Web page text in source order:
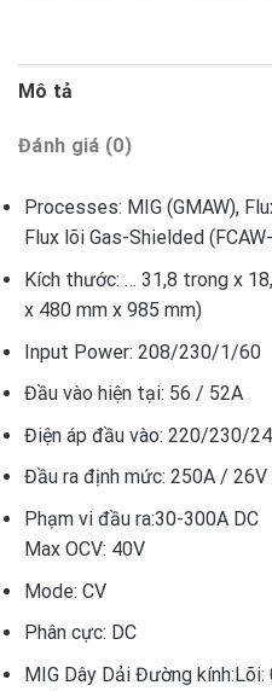
Mô tả
Đánh giá (0)
Processes: MIG (GMAW),
Flux lõi Gas-Shielded
Kích thước: … 31,8 trong x
x 480 mm x 985 mm)
Input Power: 208/230/1/60
Đầu vào hiện tại: 56 / 52A
Điện áp đầu vào: 220/230/
Đầu ra định mức: 250A / 26V
Phạm vi đầu ra:30-300A DC
Max OCV: 40V
Mode: CV
Phân cực: DC
MIG Dây Dải Đường kính:Lõi: